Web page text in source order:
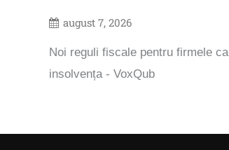
august 7, 2026
Noi reguli fiscale pentru firmele
insolvența - VoxQub